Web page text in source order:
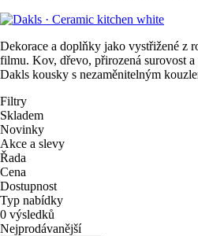
Dekorace a doplňky jako vystřižené z
filmu. Kov, dřevo, přirozená surovost
Dakls kousky s nezaměnitelným
Filtry
Skladem
Novinky
Akce a slevy
Řada
Cena
Dostupnost
Typ nabídky
0 výsledků
Nejprodávanější